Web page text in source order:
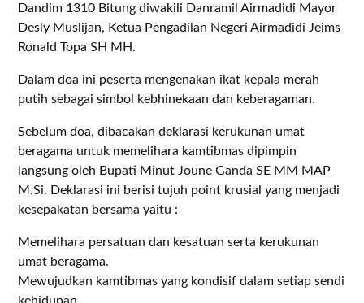
Dandim 1310 Bitung diwakili Danramil Airmadidi Mayor
Desly Muslijan, Ketua Pengadilan Negeri Airmadidi Jeims
Ronald Topa SH MH.
Dalam doa ini peserta mengenakan ikat kepala merah
putih sebagai simbol kebhinekaan dan keberagaman.
Sebelum doa, dibacakan deklarasi kerukunan umat
beragama untuk memelihara kamtibmas dipimpin
langsung oleh Bupati Minut Joune Ganda SE MM MAP
M.Si. Deklarasi ini berisi tujuh point krusial yang menjadi
kesepakatan bersama yaitu :
Memelihara persatuan dan kesatuan serta kerukunan
umat beragama.
Mewujudkan kamtibmas yang kondisif dalam setiap sendi